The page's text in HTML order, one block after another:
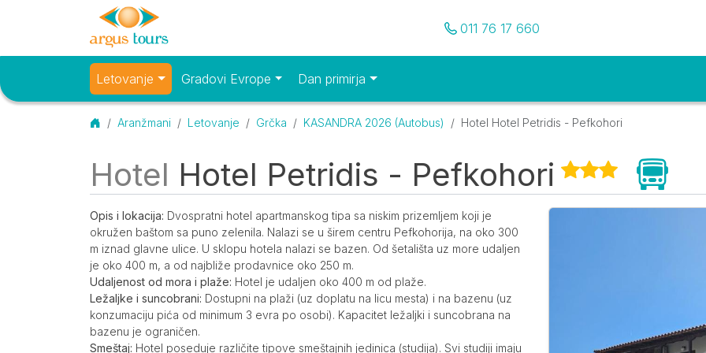
Pozovite nas
011 76 17 660
Osnovni meniLetovanje Gradovi Evrope Dan primirja
Početna
Aranžmani Letovanje Grčka KASANDRA 2026 (Autobus) Hotel Hotel Petridis - Pefkohori
Hotel Hotel Petridis - Pefkohori
O smeštaju Galerija
Opis
Opis i lokacija: Dvospratni hotel apartmanskog tipa sa niskim prizemljem koji je
okružen baštom sa puno zelenila. Nalazi se u širem centru Pefkohorija, na oko 300
m iznad glavne ulice. U sklopu hotela nalazi se bazen. Od šetališta uz more udaljen
je oko 400 m, a od najbliže prodavnice oko 250 m.
Udaljenost od mora i plaže: Hotel je udaljen oko 400 m od plaže.
Ležaljke i suncobrani: Dostupni na plaži (uz doplatu na licu mesta) i na bazenu (uz
konzumaciju pića od minimum 3 evra po osobi). Kapacitet ležaljki i suncobrana na
bazenu je ograničen.
Smeštaj: Hotel poseduje različite tipove smeštajnih jedinica (studija). Svi studiji imaju